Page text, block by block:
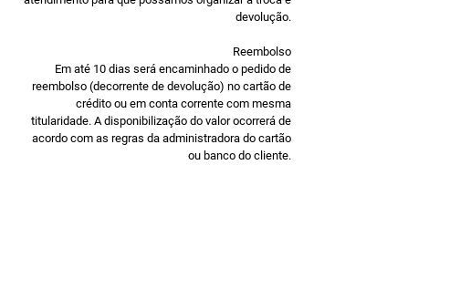
em praticamente qualquer mesa de
Como uma alternativa para o
entre os módulos de microfone, o Rally
Hub fornece três conexões que suportam
combinação de módulos de microfone ou
A ferragem para montagem sob a
devolução.
Reembolso
Em até 10 dias será encaminhado o pedido de
reembolso (decorrente de devolução) no cartão de
crédito ou em conta corrente com mesma
titularidade. A disponibilização do valor ocorrerá de
acordo com as regras da administradora do cartão
ou banco do cliente.